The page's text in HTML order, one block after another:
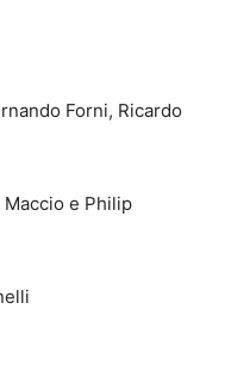
Forni, Ricardo
e Philip